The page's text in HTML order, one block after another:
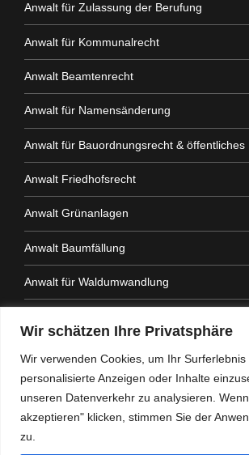
Wir schätzen Ihre Privatsphäre
Wir verwenden Cookies, um Ihr Surferlebnis
personalisierte Anzeigen oder Inhalte
unseren Datenverkehr zu analysieren.
akzeptieren" klicken, stimmen Sie der
zu.
Anwalt für Zulassung der Berufung
Anwalt für Kommunalrecht
Anwalt Beamtenrecht
Anwalt für Namensänderung
Anwalt für Bauordnungsrecht & öffentliches
Anwalt Friedhofsrecht
Anwalt Grünanlagen
Anwalt Baumfällung
Anwalt für Waldumwandlung
Anwalt Amtshaftung